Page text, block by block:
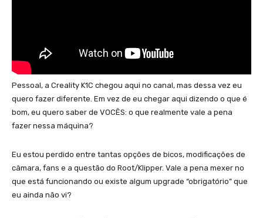
Pessoal, a Creality K1C chegou aqui no canal, mas dessa vez eu
quero fazer diferente. Em vez de eu chegar aqui dizendo o que é
bom, eu quero saber de VOCÊS: o que realmente vale a pena
fazer nessa máquina?
Eu estou perdido entre tantas opções de bicos, modificações de
câmara, fans e a questão do Root/Klipper. Vale a pena mexer no
que está funcionando ou existe algum upgrade “obrigatório” que
eu ainda não vi?